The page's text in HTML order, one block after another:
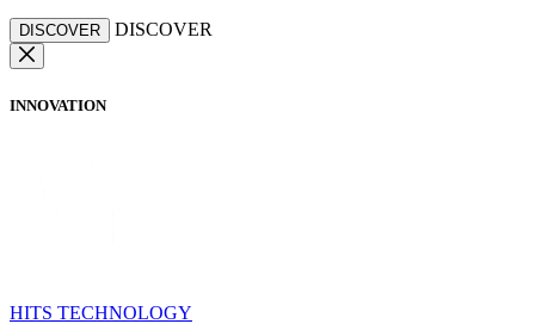
DISCOVER DISCOVER
INNOVATION
HITS TECHNOLOGY